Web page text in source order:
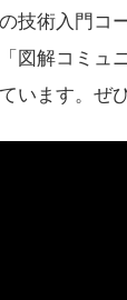
技術入門コ
図解コミュ
います。ぜ